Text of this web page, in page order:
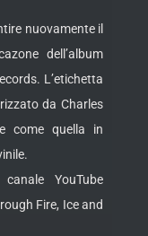
nuovamente il
dell’album
L’etichetta
da Charles
come quella in
YouTube
Fire, Ice and